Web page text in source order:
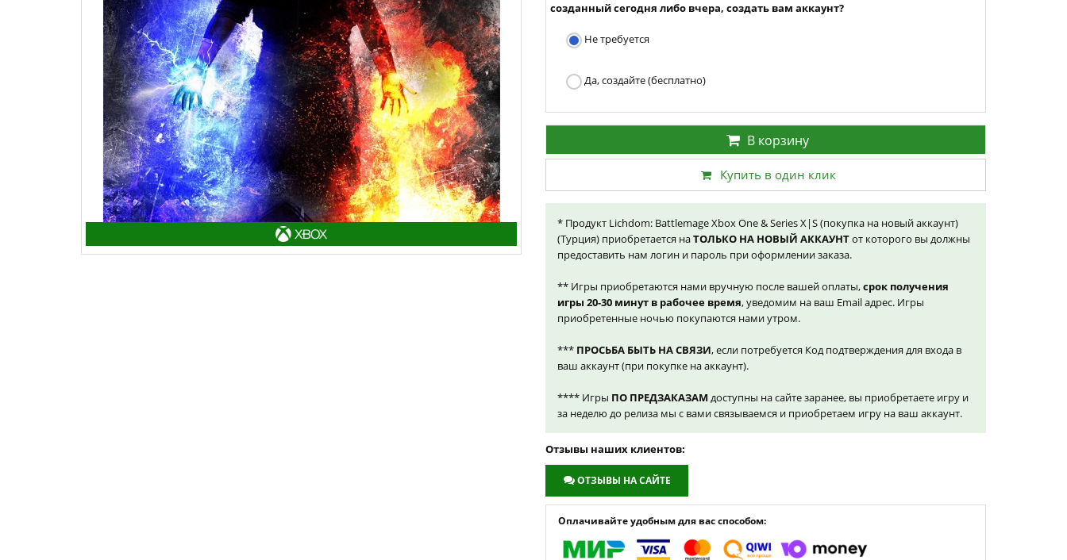
созданный сегодня либо вчера, создать вам аккаунт?
Не требуется
Да, создайте (бесплатно)
В корзину
Купить в один клик
* Продукт Lichdom: Battlemage Xbox One & Series X|S (покупка на новый аккаунт)
(Турция) приобретается наТОЛЬКО НА НОВЫЙ АККАУНТот которого вы должны
предоставить нам логин и пароль при оформлении заказа.
** Игры приобретаются нами вручную после вашей оплаты,срок получения
игры 20-30 минут в рабочее время, уведомим на ваш Email адрес. Игры
приобретенные ночью покупаются нами утром.
*** ПРОСЬБА БЫТЬ НА СВЯЗИ, если потребуется Код подтверждения для входа в
ваш аккаунт (при покупке на аккаунт).
**** Игры ПО ПРЕДЗАКАЗАМ доступны на сайте заранее, вы приобретаете игру и
за неделю до релиза мы с вами связываемся и приобретаем игру на ваш аккаунт.
Отзывы наших клиентов:
ОТЗЫВЫ НА САЙТЕ
Оплачивайте удобным для вас способом: